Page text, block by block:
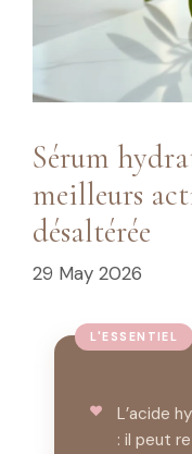
Sérum
meilleurs
désaltérée
29 May 2026
L’acide
: il peut